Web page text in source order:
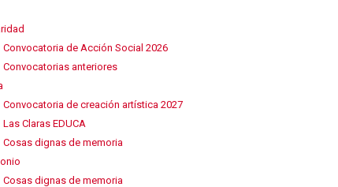
Convocatoria de Acción Social 2026
Convocatorias anteriores
Convocatoria de creación artística 2027
Las Claras EDUCA
Cosas dignas de memoria
Cosas dignas de memoria